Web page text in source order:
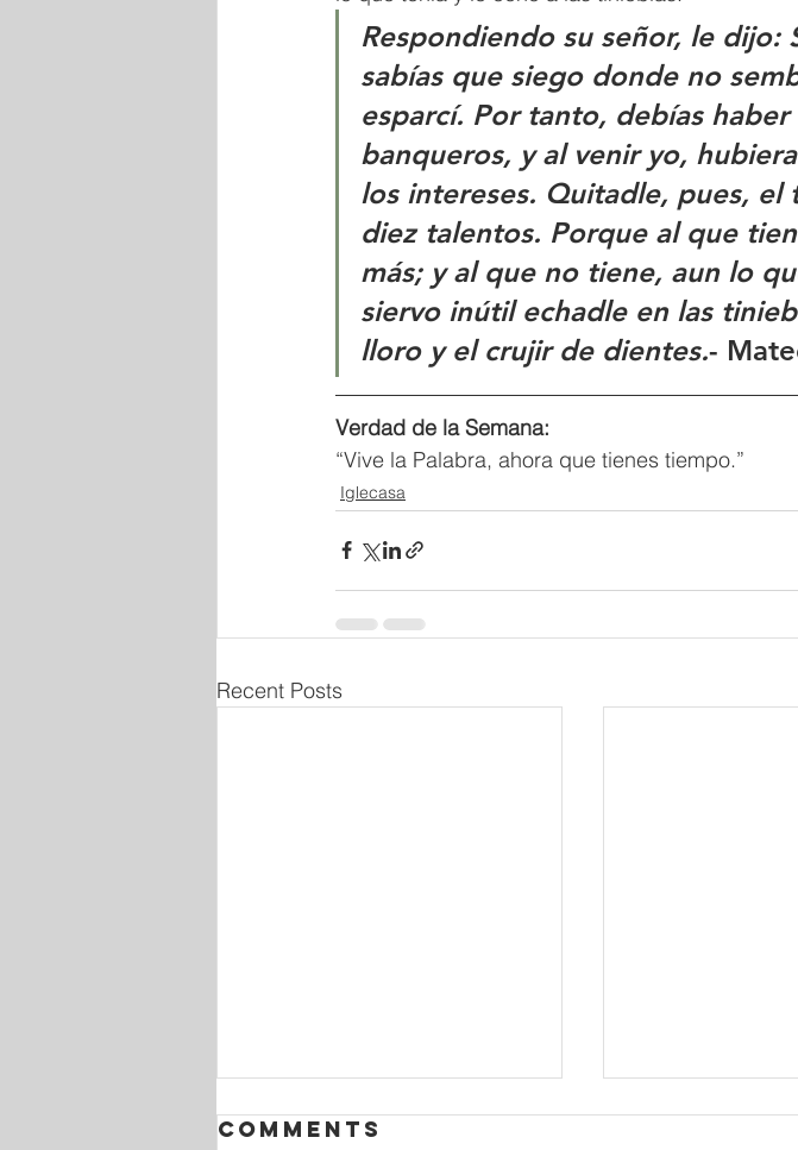
Respondiendo su señor, le dijo:
sabías que siego donde no
esparcí. Por tanto, debías
banqueros, y al venir yo,
los intereses. Quitadle, pues,
diez talentos. Porque al que
más; y al que no tiene, aun lo
siervo inútil echadle en las
lloro y el crujir de dientes.-
Verdad de la Semana:
“Vive la Palabra, ahora que tienes tiempo.”
Iglecasa
Recent Posts
Comments